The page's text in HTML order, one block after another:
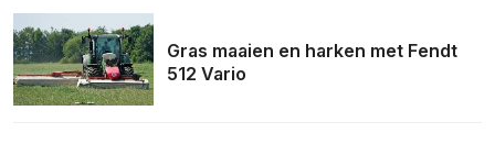
Gras maaien en harken met Fendt
512 Vario